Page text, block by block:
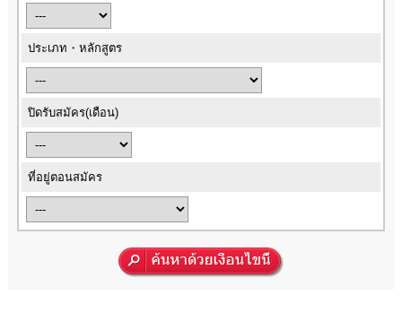
ประเภท・หลักสูตร
ปิดรับสมัคร(เดือน)
ที่อยู่ตอนสมัคร